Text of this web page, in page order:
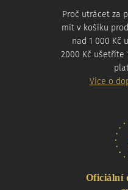
Proč utrácet za
mít v košíku
nad 1 000 Kč
2000 Kč ušetříte
Více o
Oficiální